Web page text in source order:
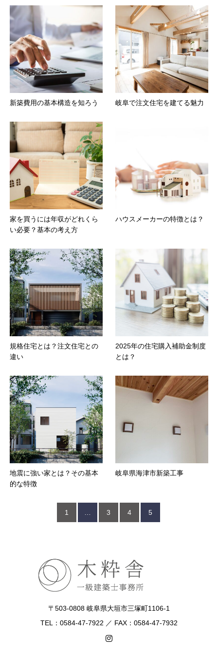
新築費用の基本構造を知ろう 岐阜で注文住宅を建てる魅力
家を買うには年収がどれくら
い必要？基本の考え方
ハウスメーカーの特徴とは？
規格住宅とは？注文住宅との
違い
2025年の住宅購入補助金制度
とは？
地震に強い家とは？その基本
的な特徴
岐阜県海津市新築工事
1 3 4 5
〒503-0808 岐阜県大垣市三塚町1106-1
TEL：0584-47-7922 ／ FAX：0584-47-7932